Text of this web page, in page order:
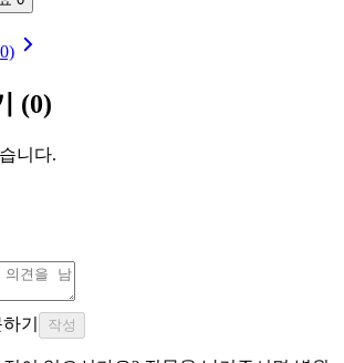
(0)
니다.
기
작성